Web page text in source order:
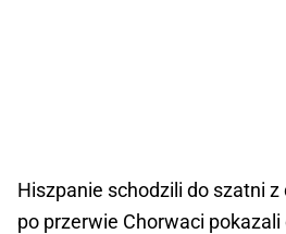
Hiszpanie schodzili do szatni
po przerwie Chorwaci